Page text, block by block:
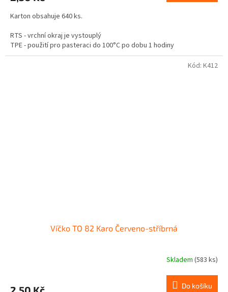
Karton obsahuje 640 ks.
RTS - vrchní okraj je vystouplý
TPE - použití pro pasteraci do 100°C po dobu 1 hodiny
Není vhodné pro tuky a oleje.
Víčko TO 82 Karo Červeno-stříbrná
Skladem (583 ks)
Do košíku
Kód: K412